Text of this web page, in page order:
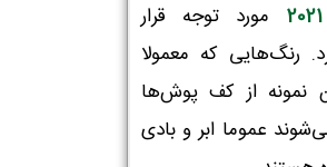
مورد توجه قرار
رنگ‌هایی که معمولا
نمونه از کف پوش‌ها
عموما ابر و بادی